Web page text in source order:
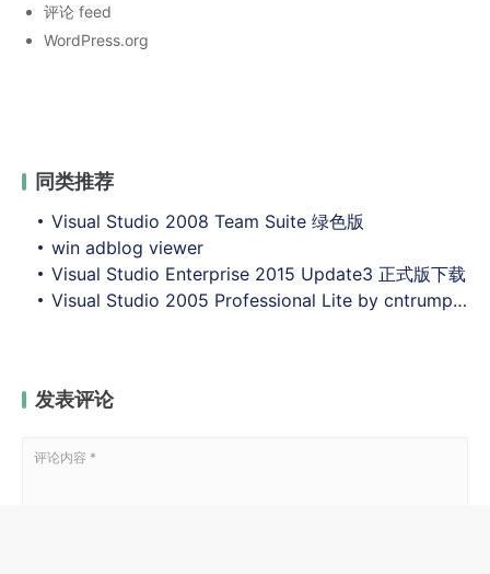
评论 feed
WordPress.org
同类推荐
Visual Studio 2008 Team Suite 绿色版
win adblog viewer
Visual Studio Enterprise 2015 Update3 正式版下载
Visual Studio 2005 Professional Lite by cntrump精简版
发表评论